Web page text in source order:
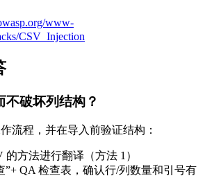
www-
CSV_Injection
不破坏列结构？
流程，并在导入前验证结构：
的方法进行翻译（方法 1）
”+ QA 检查表，确认行/列数量和引号有